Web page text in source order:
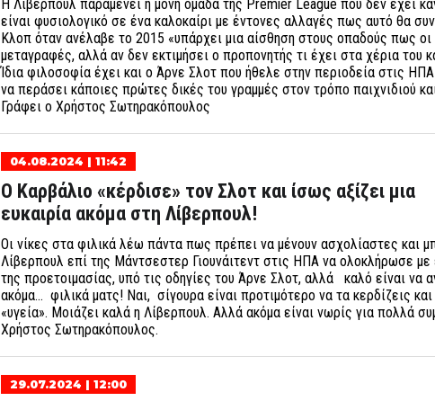
Η Λίβερπουλ παραμένει η μόνη ομάδα της Premier League που δεν έχει
είναι φυσιολογικό σε ένα καλοκαίρι με έντονες αλλαγές πως αυτό θα
Κλοπ όταν ανέλαβε το 2015 «υπάρχει μια αίσθηση στους οπαδούς πως οι
μεταγραφές, αλλά αν δεν εκτιμήσει ο προπονητής τι έχει στα χέρια του
Ίδια φιλοσοφία έχει και ο Άρνε Σλοτ που ήθελε στην περιοδεία στις
να περάσει κάποιες πρώτες δικές του γραμμές στον τρόπο παιχνιδιού
Γράφει ο Χρήστος Σωτηρακόπουλος
04.08.2024 | 11:42
Ο Καρβάλιο «κέρδισε» τον Σλοτ και ίσως αξίζει μια
ευκαιρία ακόμα στη Λίβερπουλ!
Οι νίκες στα φιλικά λέω πάντα πως πρέπει να μένουν ασχολίαστες και
Λίβερπουλ επί της Μάντσεστερ Γιουνάιτεντ στις ΗΠΑ να ολοκλήρωσε
της προετοιμασίας, υπό τις οδηγίες του Άρνε Σλοτ, αλλά καλό είναι να
ακόμα… φιλικά ματς! Ναι, σίγουρα είναι προτιμότερο να τα κερδίζεις
«υγεία». Μοιάζει καλά η Λίβερπουλ. Αλλά ακόμα είναι νωρίς για πολλά
Χρήστος Σωτηρακόπουλος.
29.07.2024 | 12:00